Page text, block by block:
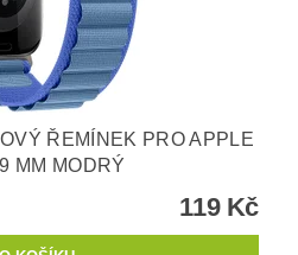
ŘEMÍNEK PRO APPLE
MM MODRÝ
119 Kč